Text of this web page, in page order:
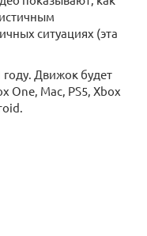
ситуациях (эта
году. Движок будет
One, Mac, PS5, Xbox